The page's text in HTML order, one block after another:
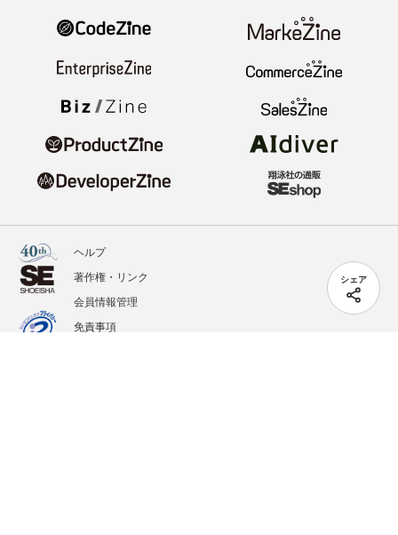
シェア
ヘルプ
著作権・リンク
会員情報管理
免責事項